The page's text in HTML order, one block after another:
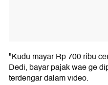
"Kudu mayar Rp 700 ribu
Dedi, bayar pajak wae ge
terdengar dalam video.